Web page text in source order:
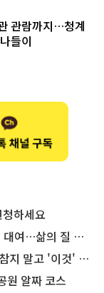
관람까지…청계
들이
하세요
삶의 질 높인다
'이것' 해보세요!
원 알짜 코스